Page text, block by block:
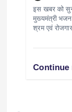
इस खबर को
मुख्यमंत्री भजन
श्रम एवं
Continue